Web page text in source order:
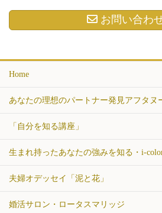
お問い合わ
Home
あなたの理想のパートナー発見アフタヌ
「自分を知る講座」
生まれ持ったあなたの強みを知る・i-
夫婦オデッセイ「泥と花」
婚活サロン・ロータスマリッジ